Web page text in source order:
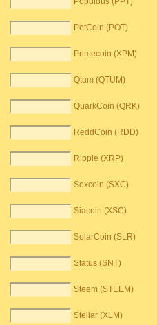
PotCoin (POT)
Primecoin (XPM)
Qtum (QTUM)
QuarkCoin (QRK)
ReddCoin (RDD)
Ripple (XRP)
Sexcoin (SXC)
Siacoin (XSC)
SolarCoin (SLR)
Status (SNT)
Steem (STEEM)
Stellar (XLM)